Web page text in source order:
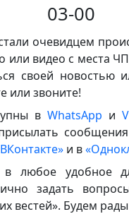
03-00
очевидцем
или видео с места
своей новостью
или звоните!
в WhatsApp и
и в
в любое удобное
задать
вестей». Будем